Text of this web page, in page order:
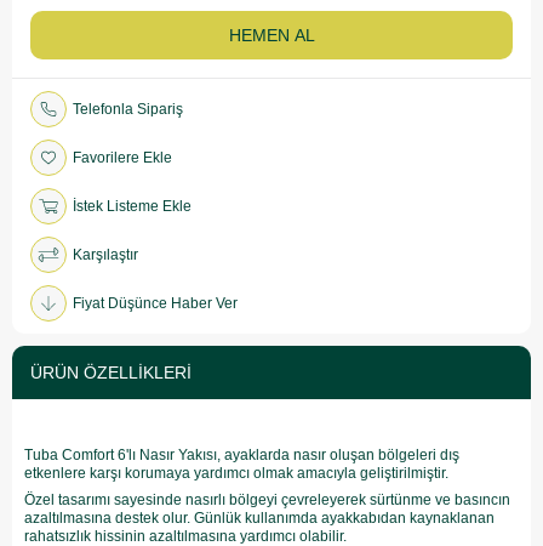
Telefonla Sipariş
Favorilere Ekle
İstek Listeme Ekle
Karşılaştır
Fiyat Düşünce Haber Ver
ÜRÜN ÖZELLIKLERI
Tuba Comfort 6'lı Nasır Yakısı, ayaklarda nasır oluşan bölgeleri dış
etkenlere karşı korumaya yardımcı olmak amacıyla geliştirilmiştir.
Özel tasarımı sayesinde nasırlı bölgeyi çevreleyerek sürtünme ve basıncın
azaltılmasına destek olur. Günlük kullanımda ayakkabıdan kaynaklanan
rahatsızlık hissinin azaltılmasına yardımcı olabilir.